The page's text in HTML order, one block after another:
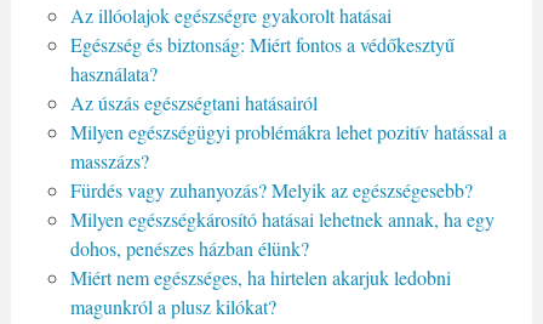
Az illóolajok egészségre gyakorolt hatásai
Egészség és biztonság: Miért fontos a védőkesztyű
használata?
Az úszás egészségtani hatásairól
Milyen egészségügyi problémákra lehet pozitív hatással a
masszázs?
Fürdés vagy zuhanyozás? Melyik az egészségesebb?
Milyen egészségkárosító hatásai lehetnek annak, ha egy
dohos, penészes házban élünk?
Miért nem egészséges, ha hirtelen akarjuk ledobni
magunkról a plusz kilókat?